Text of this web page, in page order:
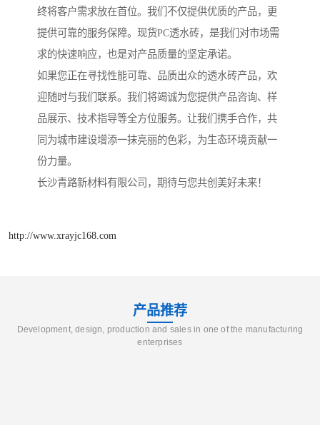
终将客户需求放在首位。我们不仅提供优质的产品，更
提供可靠的服务保障。现货PC透水砖，是我们对市场需
求的快速响应，也是对产品质量的坚定承诺。
如果您正在寻找性能可靠、品质出众的透水砖产品，欢
迎随时与我们联系。我们将竭诚为您提供产品咨询、样
品展示、技术指导等全方位服务。让我们携手合作，共
同为城市建设增添一抹亮丽的色彩，为生态环境贡献一
份力量。
长沙青路新材料有限公司，期待与您共创美好未来！
http://www.xrayjc168.com
产品推荐
Development, design, production and sales in one of the manufacturing
enterprises